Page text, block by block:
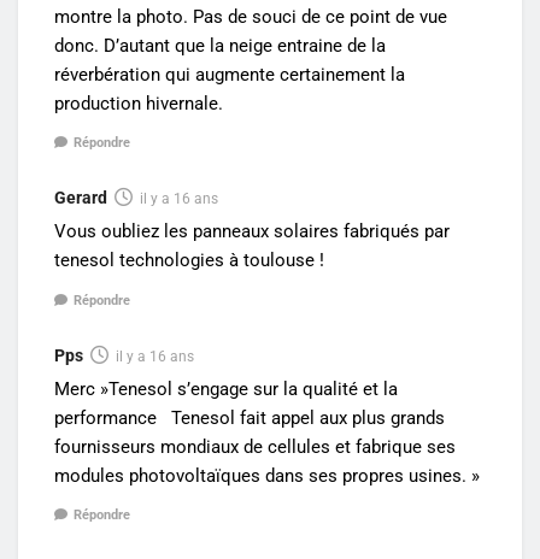
montre la photo. Pas de souci de ce point de vue
donc. D’autant que la neige entraine de la
réverbération qui augmente certainement la
production hivernale.
Répondre
Gerard il y a 16 ans
Vous oubliez les panneaux solaires fabriqués par
tenesol technologies à toulouse !
Répondre
Pps il y a 16 ans
Merc »Tenesol s’engage sur la qualité et la
performance Tenesol fait appel aux plus grands
fournisseurs mondiaux de cellules et fabrique ses
modules photovoltaïques dans ses propres usines. »
Répondre